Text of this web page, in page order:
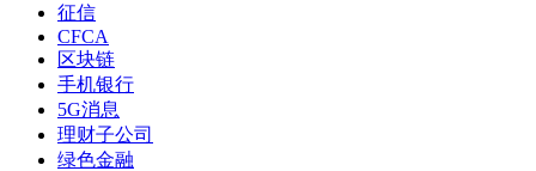
征信
CFCA
区块链
手机银行
5G消息
理财子公司
绿色金融